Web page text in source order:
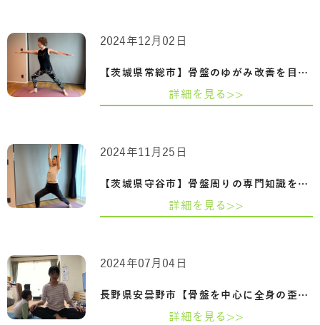
【茨城県常総市】骨盤のゆがみ改善を目指…
2024年12月02日
詳細を見る>>
【茨城県守谷市】骨盤周りの専門知識を習…
2024年11月25日
詳細を見る>>
長野県安曇野市【骨盤を中心に全身の歪み…
2024年07月04日
詳細を見る>>